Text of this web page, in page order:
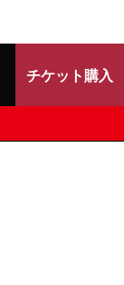
チケット購入